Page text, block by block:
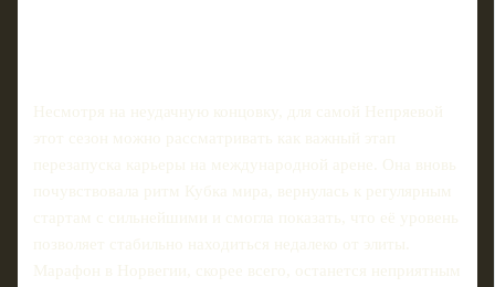
Несмотря на неудачную концовку, для самой Непряевой
этот сезон можно рассматривать как важный этап
перезапуска карьеры на международной арене. Она вновь
почувствовала ритм Кубка мира, вернулась к регулярным
стартам с сильнейшими и смогла показать, что её уровень
позволяет стабильно находиться недалеко от элиты.
Марафон в Норвегии, скорее всего, останется неприятным